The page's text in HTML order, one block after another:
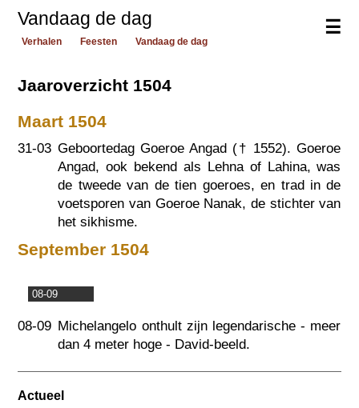
☰
Vandaag de dag
Verhalen Feesten Vandaag de dag
Jaaroverzicht 1504
Maart 1504
31-03 Geboortedag Goeroe Angad († 1552). Goeroe
Angad, ook bekend als Lehna of Lahina, was
de tweede van de tien goeroes, en trad in de
voetsporen van Goeroe Nanak, de stichter van
het sikhisme.
September 1504
08-09
08-09 Michelangelo onthult zijn legendarische - meer
dan 4 meter hoge - David-beeld.
Actueel